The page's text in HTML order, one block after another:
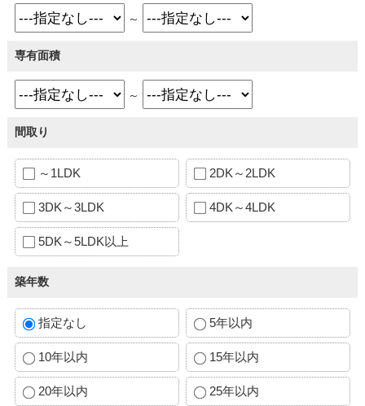
～
専有面積
～
間取り
～1LDK 2DK～2LDK
3DK～3LDK 4DK～4LDK
5DK～5LDK以上
築年数
指定なし 5年以内
10年以内 15年以内
20年以内 25年以内